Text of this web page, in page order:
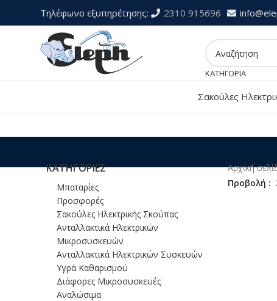
Τηλέφωνο εξυπηρέτησης: 2310 915696
ΚΑΤΗΓΟΡΙΑ
Σακούλες
ΚΑΤΗΓΟΡΙΕΣ
Μπαταρίες
Προσφορές
Σακούλες Ηλεκτρικής Σκούπας
Ανταλλακτικά Ηλεκτρικών
Μικροσυσκευών
Ανταλλακτικά Ηλεκτρικών Συσκευών
Υγρά Καθαρισμού
Διάφορες Μικροσυσκευές
Αναλώσιμα
Αρχική
Προβολή